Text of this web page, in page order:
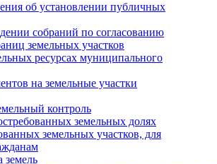
об установлении публичных
собраний по согласованию
земельных участков
ресурсах муниципального
на земельные участки
контроль
земельных долях
земельных участков, для
земель